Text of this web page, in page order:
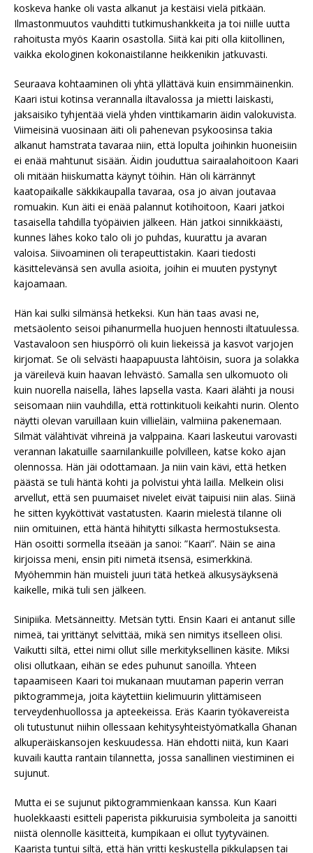
koskeva hanke oli vasta alkanut ja kestäisi vielä pitkään.
Ilmastonmuutos vauhditti tutkimushankkeita ja toi niille uutta
rahoitusta myös Kaarin osastolla. Siitä kai piti olla kiitollinen,
vaikka ekologinen kokonaistilanne heikkenikin jatkuvasti.
Seuraava kohtaaminen oli yhtä yllättävä kuin ensimmäinenkin.
Kaari istui kotinsa verannalla iltavalossa ja mietti laiskasti,
jaksaisiko tyhjentää vielä yhden vinttikamarin äidin valokuvista.
Viimeisinä vuosinaan äiti oli pahenevan psykoosinsa takia
alkanut hamstrata tavaraa niin, että lopulta joihinkin huoneisiin
ei enää mahtunut sisään. Äidin jouduttua sairaalahoitoon Kaari
oli mitään hiiskumatta käynyt töihin. Hän oli kärrännyt
kaatopaikalle säkkikaupalla tavaraa, osa jo aivan joutavaa
romuakin. Kun äiti ei enää palannut kotihoitoon, Kaari jatkoi
tasaisella tahdilla työpäivien jälkeen. Hän jatkoi sinnikkäästi,
kunnes lähes koko talo oli jo puhdas, kuurattu ja avaran
valoisa. Siivoaminen oli terapeuttistakin. Kaari tiedosti
käsittelevänsä sen avulla asioita, joihin ei muuten pystynyt
kajoamaan.
Hän kai sulki silmänsä hetkeksi. Kun hän taas avasi ne,
metsäolento seisoi pihanurmella huojuen hennosti iltatuulessa.
Vastavaloon sen hiuspörrö oli kuin liekeissä ja kasvot varjojen
kirjomat. Se oli selvästi haapapuusta lähtöisin, suora ja solakka
ja väreilevä kuin haavan lehvästö. Samalla sen ulkomuoto oli
kuin nuorella naisella, lähes lapsella vasta. Kaari älähti ja nousi
seisomaan niin vauhdilla, että rottinkituoli keikahti nurin. Olento
näytti olevan varuillaan kuin villieläin, valmiina pakenemaan.
Silmät välähtivät vihreinä ja valppaina. Kaari laskeutui varovasti
verannan lakatuille saarnilankuille polvilleen, katse koko ajan
olennossa. Hän jäi odottamaan. Ja niin vain kävi, että hetken
päästä se tuli häntä kohti ja polvistui yhtä lailla. Melkein olisi
arvellut, että sen puumaiset nivelet eivät taipuisi niin alas. Siinä
he sitten kyyköttivät vastatusten. Kaarin mielestä tilanne oli
niin omituinen, että häntä hihitytti silkasta hermostuksesta.
Hän osoitti sormella itseään ja sanoi: ”Kaari”. Näin se aina
kirjoissa meni, ensin piti nimetä itsensä, esimerkkinä.
Myöhemmin hän muisteli juuri tätä hetkeä alkusysäyksenä
kaikelle, mikä tuli sen jälkeen.
Sinipiika. Metsänneitty. Metsän tytti. Ensin Kaari ei antanut sille
nimeä, tai yrittänyt selvittää, mikä sen nimitys itselleen olisi.
Vaikutti siltä, ettei nimi ollut sille merkityksellinen käsite. Miksi
olisi ollutkaan, eihän se edes puhunut sanoilla. Yhteen
tapaamiseen Kaari toi mukanaan muutaman paperin verran
piktogrammeja, joita käytettiin kielimuurin ylittämiseen
terveydenhuollossa ja apteekeissa. Eräs Kaarin työkavereista
oli tutustunut niihin ollessaan kehitysyhteistyömatkalla Ghanan
alkuperäiskansojen keskuudessa. Hän ehdotti niitä, kun Kaari
kuvaili kautta rantain tilannetta, jossa sanallinen viestiminen ei
sujunut.
Mutta ei se sujunut piktogrammienkaan kanssa. Kun Kaari
huolekkaasti esitteli paperista pikkuruisia symboleita ja sanoitti
niistä olennolle käsitteitä, kumpikaan ei ollut tyytyväinen.
Kaarista tuntui siltä, että hän yritti keskustella pikkulapsen tai